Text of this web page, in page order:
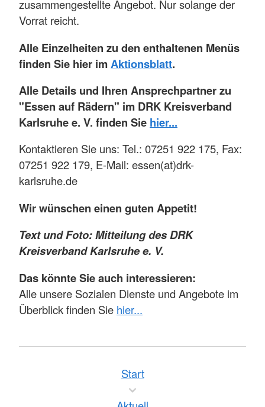
zusammengestellte Angebot. Nur solange der
Vorrat reicht.
Alle Einzelheiten zu den enthaltenen Menüs
finden Sie hier imAktionsblatt.
Alle Details und Ihren Ansprechpartner zu
"Essen auf Rädern" im DRK Kreisverband
Karlsruhe e. V. finden Sie hier...
Kontaktieren Sie uns: Tel.: 07251 922 175, Fax:
07251 922 179, E-Mail: essen(at)drk-
karlsruhe.de
Wir wünschen einen guten Appetit!
Text und Foto: Mitteilung des DRK
Kreisverband Karlsruhe e. V.
Das könnte Sie auch interessieren:
Alle unsere Sozialen Dienste und Angebote im
Überblick finden Sie hier...
Start